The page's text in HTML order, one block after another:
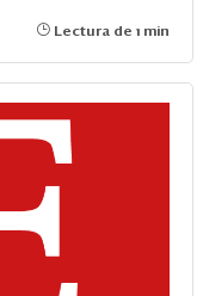
Lectura de 1 min